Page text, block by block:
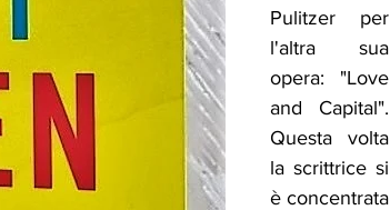
Pulitzer per
l'altra sua
opera: "Love
and Capital".
Questa volta
la scrittrice si
è concentrata